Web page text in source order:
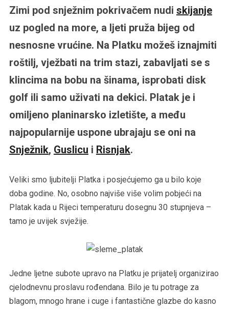
Zimi pod snježnim pokrivačem nudi skijanje
uz pogled na more, a ljeti pruža bijeg od
nesnosne vrućine. Na Platku možeš iznajmiti
roštilj, vježbati na trim stazi, zabavljati se s
klincima na bobu na šinama, isprobati disk
golf ili samo uživati na dekici. Platak je i
omiljeno planinarsko izletište, a među
najpopularnije uspone ubrajaju se oni na
Snježnik, Guslicu i Risnjak.
Veliki smo ljubitelji Platka i posjećujemo ga u bilo koje
doba godine. No, osobno najviše više volim pobjeći na
Platak kada u Rijeci temperaturu dosegnu 30 stupnjeva –
tamo je uvijek svježije.
Jedne ljetne subote upravo na Platku je prijatelj organizirao
cjelodnevnu proslavu rođendana. Bilo je tu potrage za
blagom, mnogo hrane i cuge i fantastične glazbe do kasno